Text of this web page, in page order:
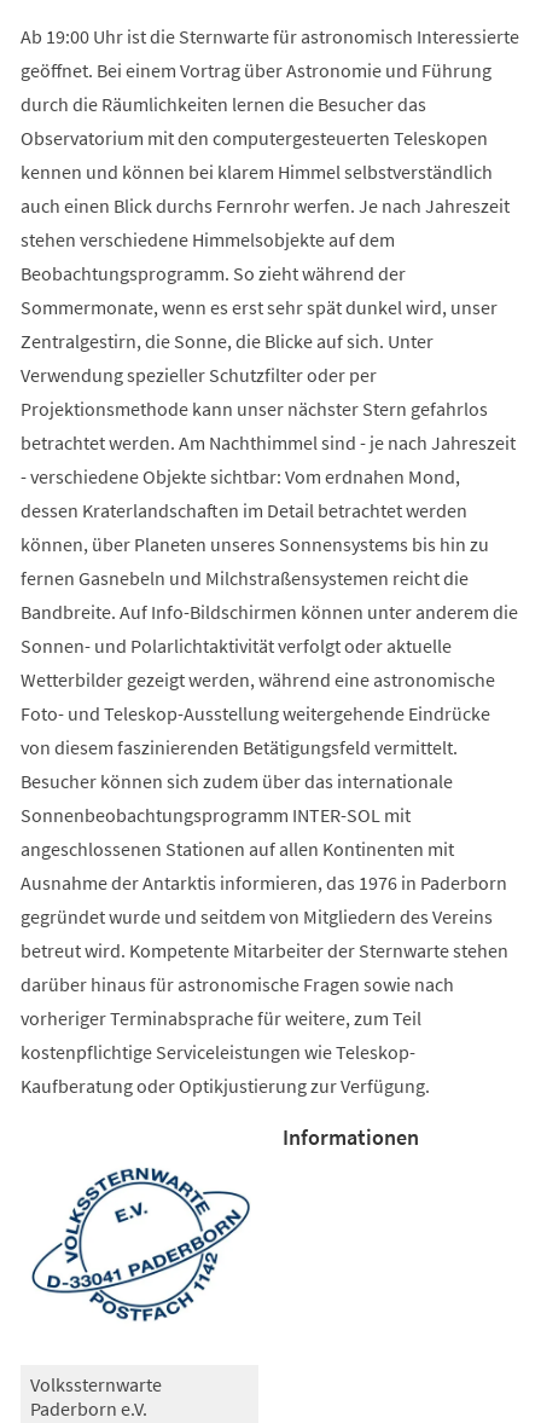
Ab 19:00 Uhr ist die Sternwarte für astronomisch Interessierte
geöffnet. Bei einem Vortrag über Astronomie und Führung
durch die Räumlichkeiten lernen die Besucher das
Observatorium mit den computergesteuerten Teleskopen
kennen und können bei klarem Himmel selbstverständlich
auch einen Blick durchs Fernrohr werfen. Je nach Jahreszeit
stehen verschiedene Himmelsobjekte auf dem
Beobachtungsprogramm. So zieht während der
Sommermonate, wenn es erst sehr spät dunkel wird, unser
Zentralgestirn, die Sonne, die Blicke auf sich. Unter
Verwendung spezieller Schutzfilter oder per
Projektionsmethode kann unser nächster Stern gefahrlos
betrachtet werden. Am Nachthimmel sind - je nach Jahreszeit
- verschiedene Objekte sichtbar: Vom erdnahen Mond,
dessen Kraterlandschaften im Detail betrachtet werden
können, über Planeten unseres Sonnensystems bis hin zu
fernen Gasnebeln und Milchstraßensystemen reicht die
Bandbreite. Auf Info-Bildschirmen können unter anderem die
Sonnen- und Polarlichtaktivität verfolgt oder aktuelle
Wetterbilder gezeigt werden, während eine astronomische
Foto- und Teleskop-Ausstellung weitergehende Eindrücke
von diesem faszinierenden Betätigungsfeld vermittelt.
Besucher können sich zudem über das internationale
Sonnenbeobachtungsprogramm INTER-SOL mit
angeschlossenen Stationen auf allen Kontinenten mit
Ausnahme der Antarktis informieren, das 1976 in Paderborn
gegründet wurde und seitdem von Mitgliedern des Vereins
betreut wird. Kompetente Mitarbeiter der Sternwarte stehen
darüber hinaus für astronomische Fragen sowie nach
vorheriger Terminabsprache für weitere, zum Teil
kostenpflichtige Serviceleistungen wie Teleskop-
Kaufberatung oder Optikjustierung zur Verfügung.
Volkssternwarte
Paderborn e.V.
Informationen